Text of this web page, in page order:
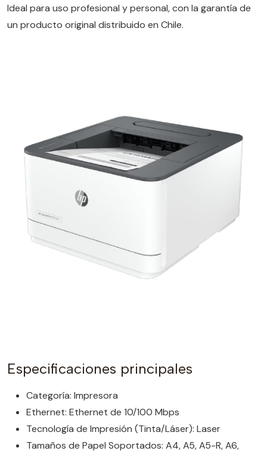
Ideal para uso profesional y personal, con la garantía de
un producto original distribuido en Chile.
Especificaciones principales
Categoría: Impresora
Ethernet: Ethernet de 10/100 Mbps
Tecnología de Impresión (Tinta/Láser): Laser
Tamaños de Papel Soportados: A4, A5, A5-R, A6,